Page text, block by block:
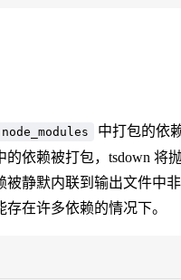
node_modules
中打包的依
依赖被打包，tsdown 将
被静默内联到输出文件中
在许多依赖的情况下。